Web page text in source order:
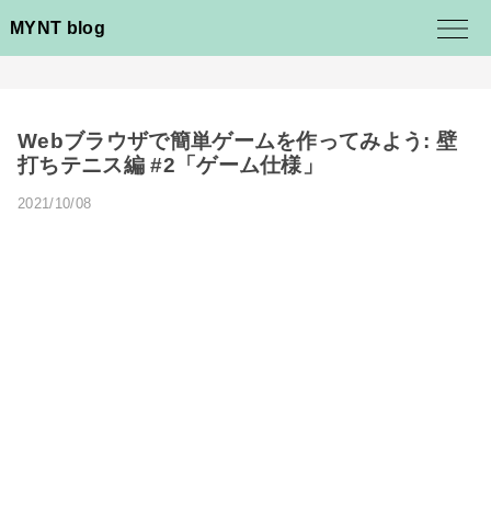
MYNT blog
Webブラウザで簡単ゲームを作ってみよう: 壁
打ちテニス編 #2「ゲーム仕様」
2021/10/08